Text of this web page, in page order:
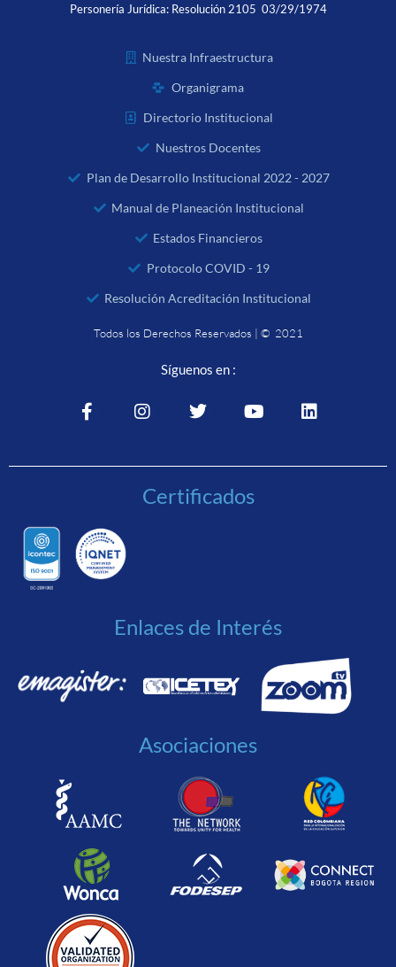
Personería Jurídica: Resolución 2105 03/29/1974
Nuestra Infraestructura
Organigrama
Directorio Institucional
Nuestros Docentes
Plan de Desarrollo Institucional 2022 - 2027
Manual de Planeación Institucional
Estados Financieros
Protocolo COVID - 19
Resolución Acreditación Institucional
Todos los Derechos Reservados | © 2021
Síguenos en :
Certificados
Enlaces de Interés
Asociaciones